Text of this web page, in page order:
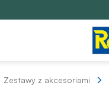
Zestawy z akcesoriami